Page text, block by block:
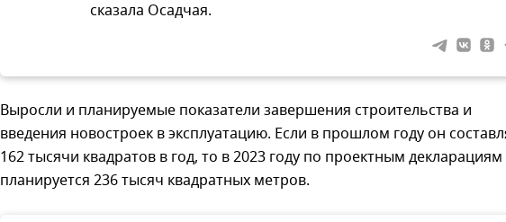
сказала Осадчая.
Выросли и планируемые показатели завершения строительства и
введения новостроек в эксплуатацию. Если в прошлом году он
162 тысячи квадратов в год, то в 2023 году по проектным декларациям
планируется 236 тысяч квадратных метров.